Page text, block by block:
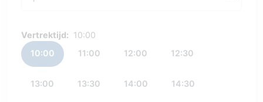
Vertrektijd: 10:00
10:00
11:00 12:00 12:30
13:00 13:30 14:00 14:30